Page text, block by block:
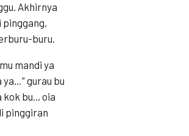
Akhirnya
pinggang,
buru.
mandi ya
gurau bu
bu.., oia
pinggiran